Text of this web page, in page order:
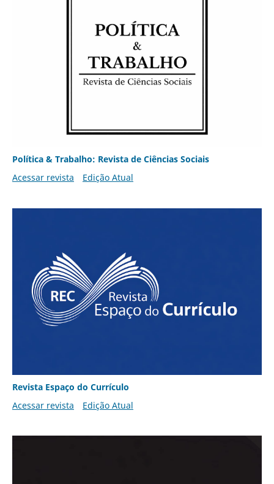
Política & Trabalho: Revista de Ciências Sociais
Acessar revista
Edição Atual
Revista Espaço do Currículo
Acessar revista
Edição Atual